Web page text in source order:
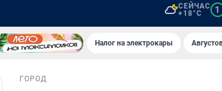
СЕЙЧАС
+18°C
1
Налог на электрокары
ГОРОД